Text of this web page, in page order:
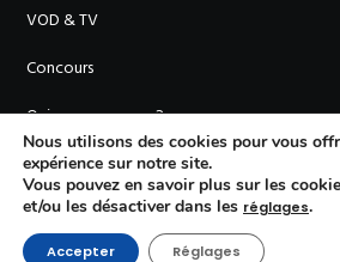
VOD & TV
Concours
Qui sommes-nous ?
Nous utilisons des cookies pour vous
expérience sur notre site.
Vous pouvez en savoir plus sur les
et/ou les désactiver dans les réglages.
Accepter Réglages